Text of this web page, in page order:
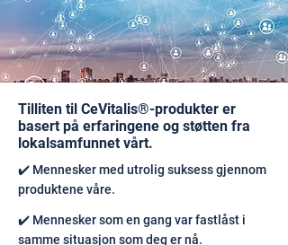
Tilliten til CeVitalis®-produkter er
basert på erfaringene og støtten fra
lokalsamfunnet vårt.
✔️ Mennesker med utrolig suksess gjennom
produktene våre.
✔️ Mennesker som en gang var fastlåst i
samme situasjon som deg er nå.